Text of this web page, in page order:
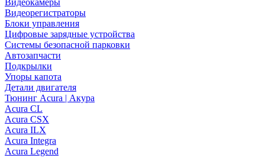
Видеокамеры
Видеорегистраторы
Блоки управления
Цифровые зарядные устройства
Системы безопасной парковки
Автозапчасти
Подкрылки
Упоры капота
Детали двигателя
Тюнинг Acura | Акура
Acura CL
Acura CSX
Acura ILX
Acura Integra
Acura Legend